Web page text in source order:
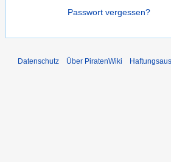
Passwort vergessen?
Datenschutz Über PiratenWiki